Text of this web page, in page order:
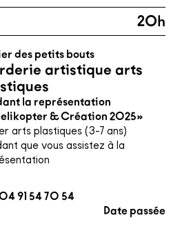
20h
des petits bouts
artistique arts
la représentation
& Création 2025»
arts plastiques (3-7 ans)
que vous assistez à la
91 54 70 54
Date passée